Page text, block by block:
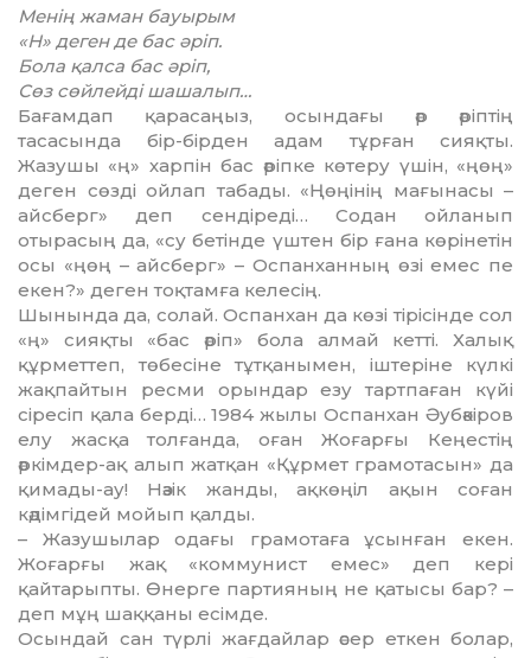
Менің жаман бауырым
«Н» деген де бас әріп.
Бола қалса бас әріп,
Сөз сөйлейді шашалып…
Бағамдап қарасаңыз, осындағы әр әріптің
тасасында бір-бірден адам тұрған сияқты.
Жазушы «ң» харпін бас әріпке көтеру үшін, «ңөң»
деген сөзді ойлап табады. «Ңөңінің мағынасы –
айсберг» деп сендіреді… Содан ойланып
отырасың да, «су бетінде үштен бір ғана көрінетін
осы «ңөң – айсберг» – Оспанханның өзі емес пе
екен?» деген тоқтамға келесің.
Шынында да, солай. Оспанхан да көзі тірісінде сол
«ң» сияқты «бас әріп» бола алмай кетті. Халық
құрметтеп, төбесіне тұтқанымен, іштеріне күлкі
жақпайтын ресми орындар езу тартпаған күйі
сіресіп қала берді… 1984 жылы Оспанхан Әубәкіров
елу жасқа толғанда, оған Жоғарғы Кеңестің
әркімдер-ақ алып жатқан «Құрмет грамотасын» да
қимады-ау! Нәзік жанды, ақкөңіл ақын соған
кәдімгідей мойып қалды.
– Жазушылар одағы грамотаға ұсынған екен.
Жоғарғы жақ «коммунист емес» деп кері
қайтарыпты. Өнерге партияның не қатысы бар? –
деп мұң шаққаны есімде.
Осындай сан түрлі жағдайлар әсер еткен болар,